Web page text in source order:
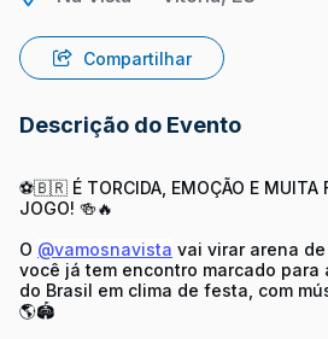
Compartilhar
Descrição do Evento
⚽🇧🇷 É TORCIDA, EMOÇÃO E MUITA
JOGO! 🍻🔥
O @vamosnavista vai virar arena
você já tem encontro marcado para
do Brasil em clima de festa, com
🌎🏟️